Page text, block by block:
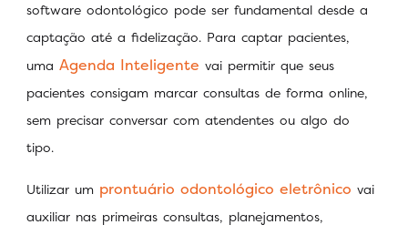
software odontológico pode ser fundamental desde a
captação até a fidelização. Para captar pacientes,
uma Agenda Inteligente vai permitir que seus
pacientes consigam marcar consultas de forma online,
sem precisar conversar com atendentes ou algo do
tipo.
Utilizar um prontuário odontológico eletrônico vai
auxiliar nas primeiras consultas, planejamentos,